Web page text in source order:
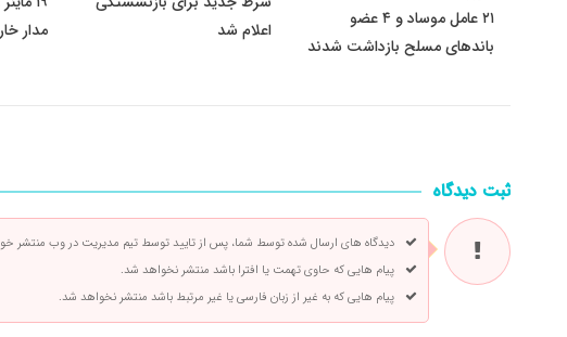
۲۱ عامل موساد و ۴ عضو
باند‌های مسلح بازداشت شدند
اعلام شد
مدار
ثبت دیدگاه
دیدگاه های ارسال شده توسط شما، پس از تایید توسط تیم مدیریت در وب منتشر
پیام هایی که حاوی تهمت یا افترا باشد منتشر نخواهد شد.
پیام هایی که به غیر از زبان فارسی یا غیر مرتبط باشد منتشر نخواهد شد.